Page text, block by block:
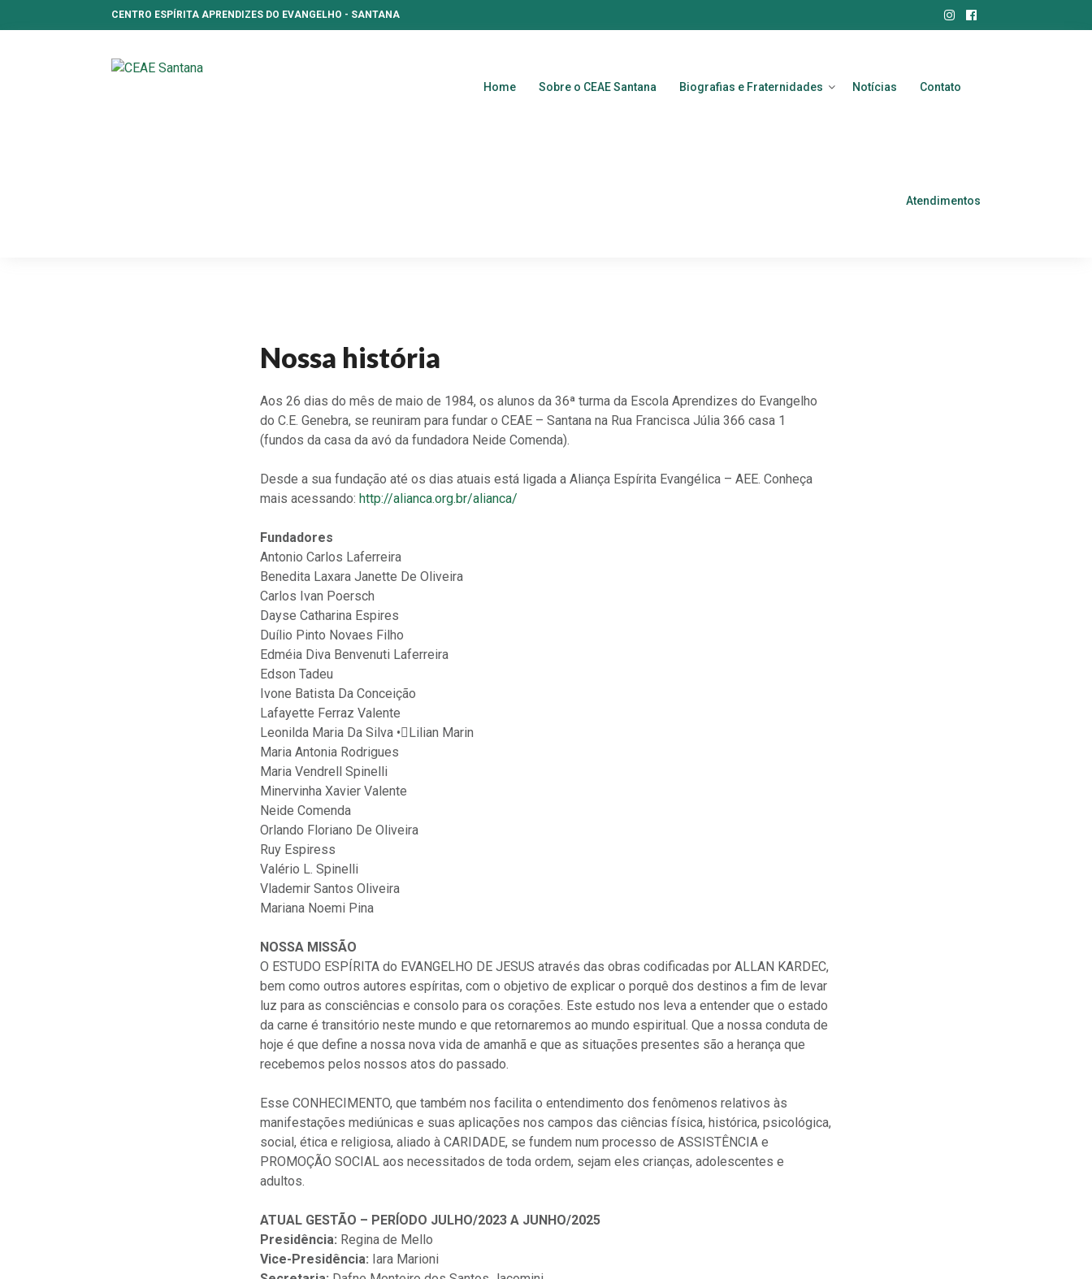
CENTRO ESPÍRITA APRENDIZES DO EVANGELHO - SANTANA Instagram
Facebook
Home Sobre o CEAE Santana Biografias e Fraternidades Notícias Contato
Atendimentos
Nossa história
Aos 26 dias do mês de maio de 1984, os alunos da 36ª turma da Escola Aprendizes do Evangelho
do C.E. Genebra, se reuniram para fundar o CEAE – Santana na Rua Francisca Júlia 366 casa 1
(fundos da casa da avó da fundadora Neide Comenda).
Desde a sua fundação até os dias atuais está ligada a Aliança Espírita Evangélica – AEE. Conheça
mais acessando:http://alianca.org.br/alianca/
Fundadores
Antonio Carlos Laferreira
Benedita Laxara Janette De Oliveira
Carlos Ivan Poersch
Dayse Catharina Espires
Duílio Pinto Novaes Filho
Edméia Diva Benvenuti Laferreira
Edson Tadeu
Ivone Batista Da Conceição
Lafayette Ferraz Valente
Leonilda Maria Da Silva •Lilian Marin
Maria Antonia Rodrigues
Maria Vendrell Spinelli
Minervinha Xavier Valente
Neide Comenda
Orlando Floriano De Oliveira
Ruy Espiress
Valério L. Spinelli
Vlademir Santos Oliveira
Mariana Noemi Pina
NOSSA MISSÃO
O ESTUDO ESPÍRITA do EVANGELHO DE JESUS através das obras codificadas por ALLAN KARDEC,
bem como outros autores espíritas, com o objetivo de explicar o porquê dos destinos a fim de levar
luz para as consciências e consolo para os corações. Este estudo nos leva a entender que o estado
da carne é transitório neste mundo e que retornaremos ao mundo espiritual. Que a nossa conduta de
hoje é que define a nossa nova vida de amanhã e que as situações presentes são a herança que
recebemos pelos nossos atos do passado.
Esse CONHECIMENTO, que também nos facilita o entendimento dos fenômenos relativos às
manifestações mediúnicas e suas aplicações nos campos das ciências física, histórica, psicológica,
social, ética e religiosa, aliado à CARIDADE, se fundem num processo de ASSISTÊNCIA e
PROMOÇÃO SOCIAL aos necessitados de toda ordem, sejam eles crianças, adolescentes e
adultos.
ATUAL GESTÃO – PERÍODO JULHO/2023 A JUNHO/2025
Presidência: Regina de Mello
Vice-Presidência: Iara Marioni